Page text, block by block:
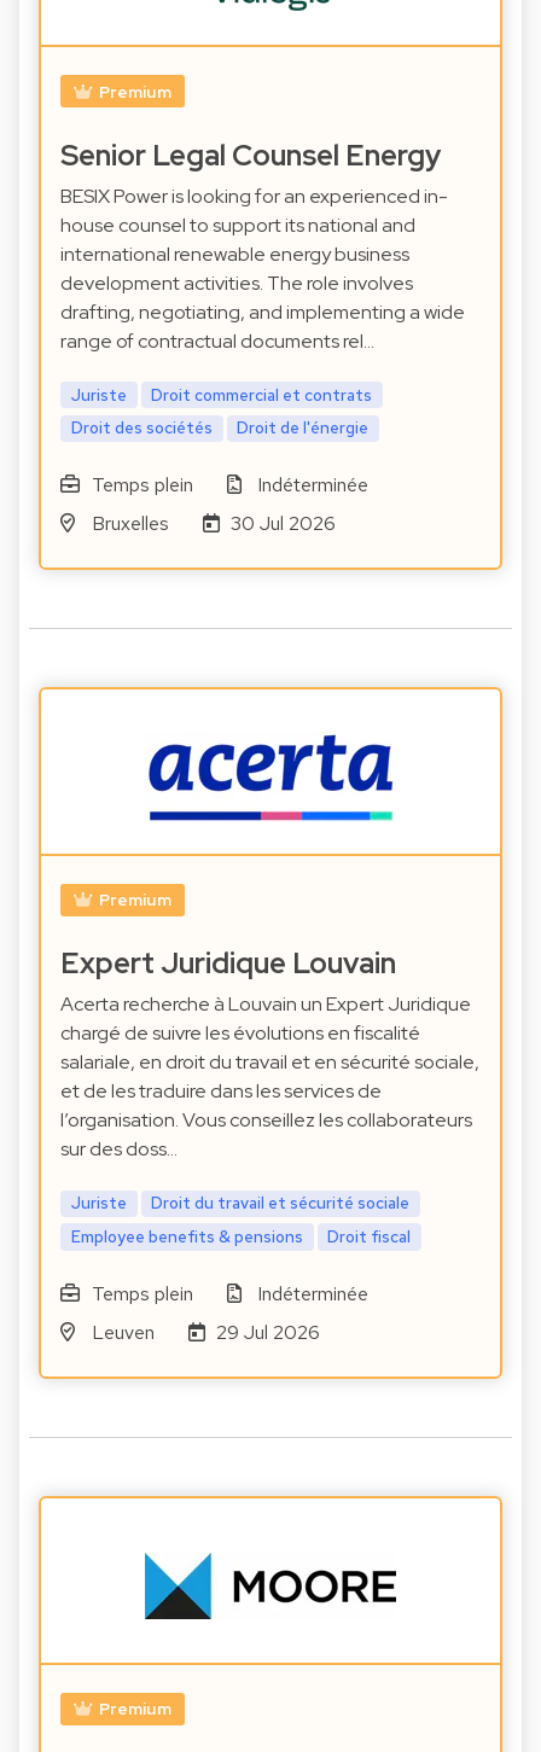
Premium
Senior Legal Counsel Energy
BESIX Power is looking for an experienced in-
house counsel to support its national and
international renewable energy business
development activities. The role involves
drafting, negotiating, and implementing a wide
range of contractual documents rel…
Juriste
Droit commercial et contrats
Droit des sociétés
Droit de l'énergie
Temps plein
Indéterminée
Bruxelles
30 Jul 2026
Premium
Expert Juridique Louvain
Acerta recherche à Louvain un Expert Juridique
chargé de suivre les évolutions en fiscalité
salariale, en droit du travail et en sécurité sociale,
et de les traduire dans les services de
l’organisation. Vous conseillez les collaborateurs
sur des doss…
Juriste
Droit du travail et sécurité sociale
Employee benefits & pensions
Droit fiscal
Temps plein
Indéterminée
Leuven
29 Jul 2026
Premium